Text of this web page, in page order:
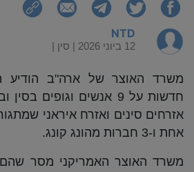
NTD
12 ביוני 2026 | | סין
משרד האוצר של ארה"ב הודיע
אזרחים סינים ואזרח איראני
אחת ו-3 חברות מהונג קונג.
משרד האוצר האמריקני מסר שהם